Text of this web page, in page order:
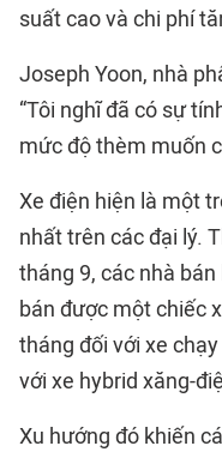
suất cao và chi phí
Joseph Yoon, nhà
“Tôi nghĩ đã có sự
mức độ thèm muốn
Xe điện hiện là một
nhất trên các đại lý.
tháng 9, các nhà
bán được một chiếc
tháng đối với xe
với xe hybrid xăng-
Xu hướng đó khiến